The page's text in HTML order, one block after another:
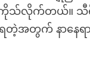
ကိုသ်လိုက်တယ်။
ခံရတဲ့အတွက် နာန